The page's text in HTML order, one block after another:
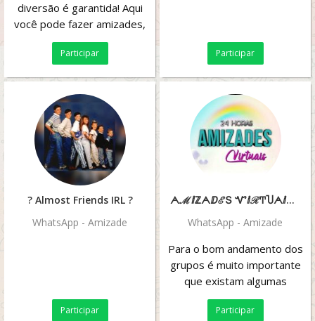
diversão é garantida! Aqui
você pode fazer amizades,
bater um papo
descontraído, flertar,...
Participar Participar
? Almost Friends IRL ?
WhatsApp - Amizade
Participar
ᗅℳⅈℤᗅⅅℰՏ ᏉⅈℛͲႮᗅⅈՏ 24 ℍℛՏ ?
WhatsApp - Amizade
Para o bom andamento dos
grupos é muito importante
que existam algumas
condições, por isso nossa
equipe se esforça...
Participar